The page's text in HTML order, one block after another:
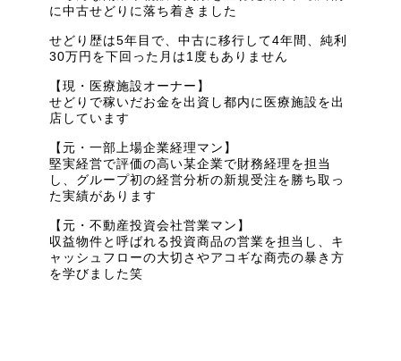
に中古せどりに落ち着きました
せどり歴は5年目で、中古に移行して4年間、純利
30万円を下回った月は1度もありません
【現・医療施設オーナー】
せどりで稼いだお金を出資し都内に医療施設を出
店しています
【元・一部上場企業経理マン】
堅実経営で評価の高い某企業で財務経理を担当
し、グループ初の経営分析の新規受注を勝ち取っ
た実績があります
【元・不動産投資会社営業マン】
収益物件と呼ばれる投資商品の営業を担当し、キ
ャッシュフローの大切さやアコギな商売の暴き方
を学びました笑